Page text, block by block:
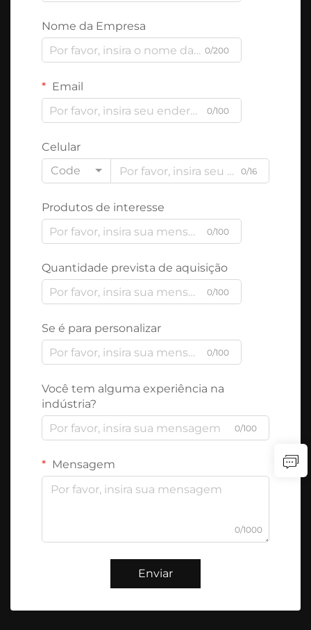
Nome da Empresa
0/200
Email
0/100
Celular
Code
0/16
Produtos de interesse
0/100
Quantidade prevista de aquisição
0/100
Se é para personalizar
0/100
Você tem alguma experiência na
indústria?
0/100
Mensagem
0/1000
Enviar